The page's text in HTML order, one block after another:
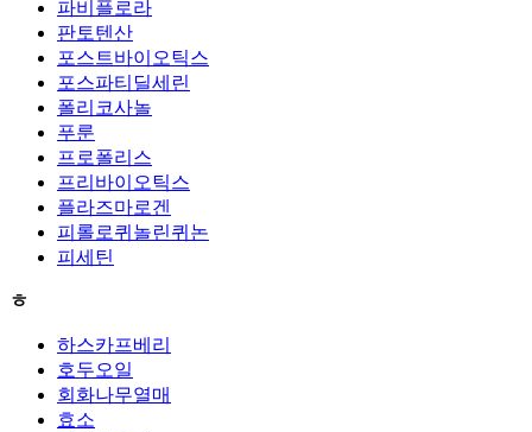
파비플로라
판토텐산
포스트바이오틱스
포스파티딜세린
폴리코사놀
푸룬
프로폴리스
프리바이오틱스
플라즈마로겐
피롤로퀴놀린퀴논
피세틴
ㅎ
하스카프베리
호두오일
회화나무열매
효소